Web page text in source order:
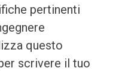
pertinenti
questo
scrivere il tuo